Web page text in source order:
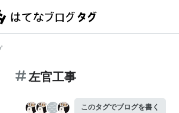
左官工事
このタグでブログを書く